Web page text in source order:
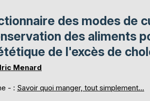
des modes de
des aliments
de l'excès de
Menard
- : Savoir quoi manger, tout simplement...